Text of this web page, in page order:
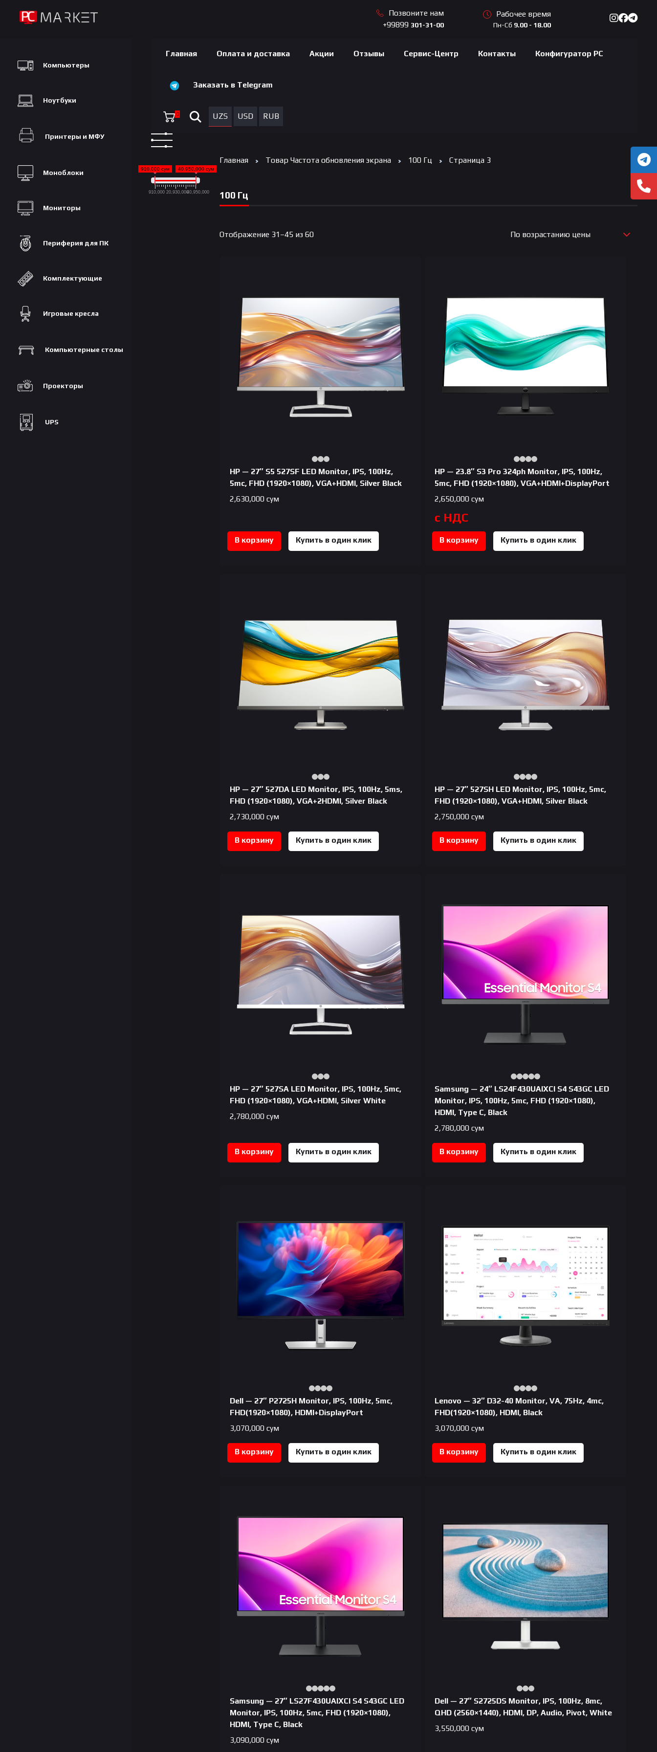
Позвоните нам
+99899 301-31-00
Рабочее время
Пн-Сб 9.00 - 18.00
Компьютеры
Ноутбуки
Принтеры и МФУ
Моноблоки
Мониторы
Периферия для ПК
Комплектующие
Игровые кресла
Компьютерные столы
Проекторы
UPS
Главная Оплата и доставка Акции Отзывы Сервис-Центр Контакты Конфигуратор PC
Заказать в Telegram
0 UZS USD RUB
910,000 сум 40,950,000 сум
910,000 20,930,00040,950,000
Главная Товар Частота обновления экрана 100 Гц Страница 3
100 Гц
Отображение 31–45 из 60Цены:
По возрастанию цены
HP — 27″ S5 527SF LED Monitor, IPS, 100Hz,
5mc, FHD (1920×1080), VGA+HDMI, Silver Black
2,630,000сум
В корзину Купить в один клик
HP — 23.8″ S3 Pro 324ph Monitor, IPS, 100Hz,
5mc, FHD (1920×1080), VGA+HDMI+DisplayPort
2,650,000сум
с НДС
В корзину Купить в один клик
HP — 27″ 527DA LED Monitor, IPS, 100Hz, 5ms,
FHD (1920×1080), VGA+2HDMI, Silver Black
2,730,000сум
В корзину Купить в один клик
HP — 27″ 527SH LED Monitor, IPS, 100Hz, 5mc,
FHD (1920×1080), VGA+HDMI, Silver Black
2,750,000сум
В корзину Купить в один клик
HP — 27″ 527SA LED Monitor, IPS, 100Hz, 5mc,
FHD (1920×1080), VGA+HDMI, Silver White
2,780,000сум
В корзину Купить в один клик
Samsung — 24″ LS24F430UAIXCI S4 S43GC LED
Monitor, IPS, 100Hz, 5mc, FHD (1920×1080),
HDMI, Type C, Black
2,780,000сум
В корзину Купить в один клик
Dell — 27″ P2725H Monitor, IPS, 100Hz, 5mc,
FHD(1920×1080), HDMI+DisplayPort
3,070,000сум
В корзину Купить в один клик
Lenovo — 32″ D32-40 Monitor, VA, 75Hz, 4mc,
FHD(1920×1080), HDMI, Black
3,070,000сум
В корзину Купить в один клик
Samsung — 27″ LS27F430UAIXCI S4 S43GC LED
Monitor, IPS, 100Hz, 5mc, FHD (1920×1080),
HDMI, Type C, Black
3,090,000сум
Dell — 27″ S2725DS Monitor, IPS, 100Hz, 8mc,
QHD (2560×1440), HDMI, DP, Audio, Pivot, White
3,550,000сум